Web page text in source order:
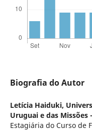
Biografia do Autor
Letícia Haiduki,
Uruguai e das Missões
Estagiária do Curso de